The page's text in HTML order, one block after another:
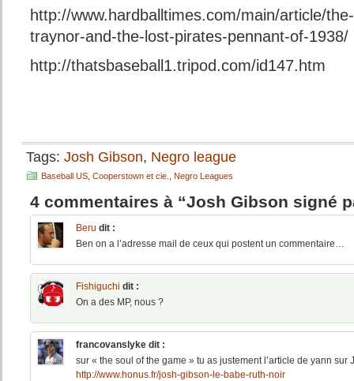
http://www.hardballtimes.com/main/article/
traynor-and-the-lost-pirates-pennant-of-1938/
http://thatsbaseball1.tripod.com/id147.htm
Tags: Josh Gibson, Negro league
Baseball US Cooperstown et cie. Negro Leagues
4 commentaires à “Josh Gibson signé
Beru dit :
Ben on a l’adresse mail de ceux qui postent un commentaire…
Fishiguchi dit :
On a des MP, nous ?
francovanslyke dit :
sur « the soul of the game » tu as justement l’article de yann
http://www.honus.fr/josh-gibson-le-babe-ruth-noir